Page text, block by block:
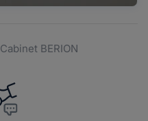
Cabinet BERION